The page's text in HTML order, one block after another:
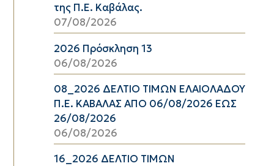
της Π.Ε. Καβάλας.
07/08/2026
2026 Πρόσκληση 13
06/08/2026
08_2026 ΔΕΛΤΙΟ ΤΙΜΩΝ ΕΛΑΙΟΛΑΔΟΥ
Π.Ε. ΚΑΒΑΛΑΣ ΑΠΟ 06/08/2026 ΕΩΣ
26/08/2026
06/08/2026
16_2026 ΔΕΛΤΙΟ ΤΙΜΩΝ